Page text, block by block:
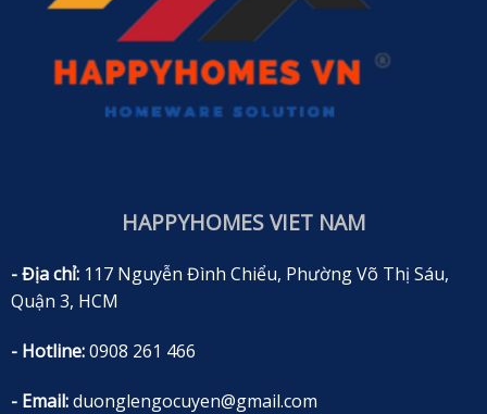
HAPPYHOMES VIET NAM
- Địa chỉ:117 Nguyễn Đình Chiểu, Phường Võ Thị Sáu,
Quận 3, HCM
- Hotline:0908 261 466
- Email:duonglengocuyen@gmail.com